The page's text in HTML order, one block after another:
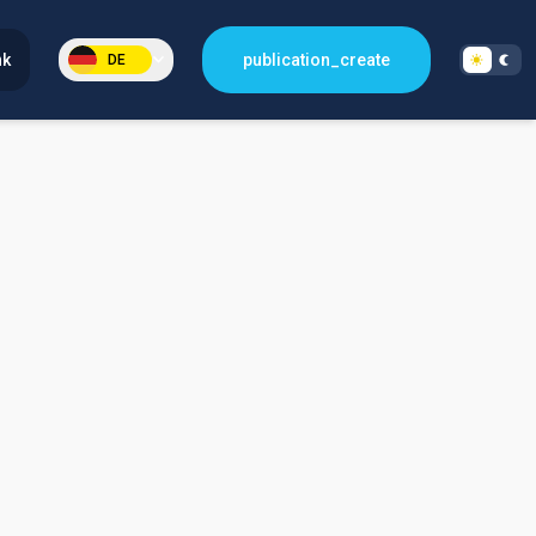
DE publication_create